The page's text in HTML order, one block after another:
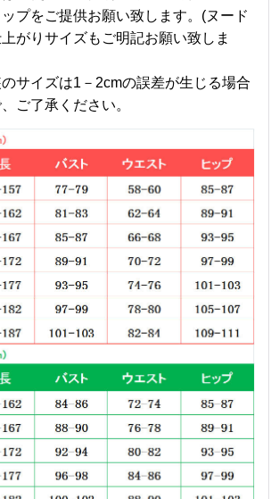
プをご提供お願い致します。(ヌード
がりサイズもご明記お願い致しま
サイズは1－2cmの誤差が生じる場合
ご了承ください。